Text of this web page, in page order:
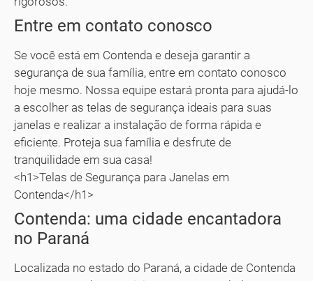
Entre em contato conosco
Se você está em Contenda e deseja garantir a
segurança de sua família, entre em contato conosco
hoje mesmo. Nossa equipe estará pronta para ajudá-lo
a escolher as telas de segurança ideais para suas
janelas e realizar a instalação de forma rápida e
eficiente. Proteja sua família e desfrute de
tranquilidade em sua casa!
<h1>Telas de Segurança para Janelas em
Contenda</h1>
Contenda: uma cidade encantadora
no Paraná
Localizada no estado do Paraná, a cidade de Contenda